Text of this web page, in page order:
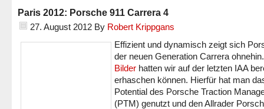
Paris 2012: Porsche 911 Carrera 4
27. August 2012 By Robert Krippgans
Effizient und dynamisch zeigt sich
der neuen Generation Carrera
Bilder hatten wir auf der letzten IAA
erhaschen können. Hierfür hat man
Potential des Porsche Traction
(PTM) genutzt und den Allrader